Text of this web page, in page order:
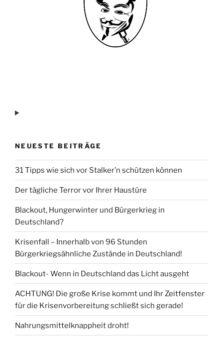
NEUESTE BEITRÄGE
31 Tipps wie sich vor Stalker’n schützen können
Der tägliche Terror vor Ihrer Haustüre
Blackout, Hungerwinter und Bürgerkrieg in
Deutschland?
Krisenfall – Innerhalb von 96 Stunden
Bürgerkriegsähnliche Zustände in Deutschland!
Blackout- Wenn in Deutschland das Licht ausgeht
ACHTUNG! Die große Krise kommt und Ihr Zeitfenster
für die Krisenvorbereitung schließt sich gerade!
Nahrungsmittelknappheit droht!